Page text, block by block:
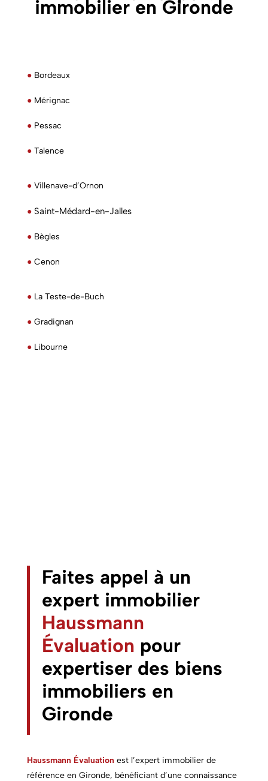
immobilier en Gironde
● Bordeaux
● Mérignac
● Pessac
● Talence
● Villenave-d’Ornon
● Saint-Médard-en-Jalles
● Bègles
● Cenon
● La Teste-de-Buch
● Gradignan
● Libourne
Faites appel à un
expert immobilier
Haussmann
Évaluation pour
expertiser des biens
immobiliers en
Gironde
Haussmann Évaluation est l’expert immobilier de
référence en Gironde, bénéficiant d’une connaissance